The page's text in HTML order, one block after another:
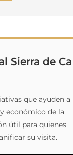
Sierra de Ca
que ayuden a
económico de la
útil para quienes
su visita.